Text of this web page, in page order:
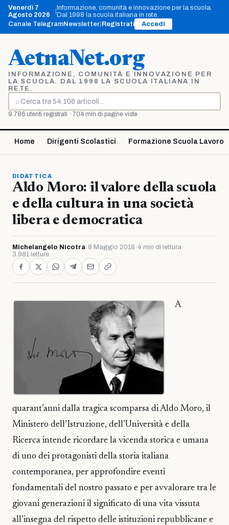
Vai
contenuto
Venerdì 7
Agosto 2026
Informazione, comunità e innovazione per la scuola.
Dal 1998 la scuola italiana in rete.
Canale TelegramNewsletter Registrati Accedi
AetnaNet.org
INFORMAZIONE, COMUNITÀ E INNOVAZIONE PER
LA SCUOLA. DAL 1998 LA SCUOLA ITALIANA IN
RETE.
⌕
Cerca
9.786 utenti registrati · 704 mln di pagine viste
Home Dirigenti Scolastici Formazione Scuola Lavoro
DIDATTICA
Aldo Moro: il valore della scuola
e della cultura in una società
libera e democratica
Michelangelo Nicotra· 8 Maggio 2018 · 4 min di lettura·
3.981 letture
A
quarant’anni dalla tragica scomparsa di Aldo Moro, il
Ministero dell’Istruzione, dell’Università e della
Ricerca intende ricordare la vicenda storica e umana
di uno dei protagonisti della storia italiana
contemporanea, per approfondire eventi
fondamentali del nostro passato e per avvalorare tra le
giovani generazioni il significato di una vita vissuta
all’insegna del rispetto delle istituzioni repubblicane e